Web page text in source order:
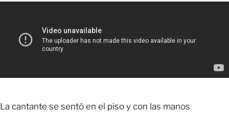
La cantante se sentó en el piso y con las manos